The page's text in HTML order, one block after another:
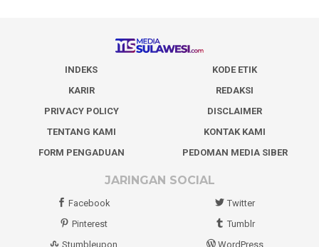
INDEKS
KODE ETIK
KARIR
REDAKSI
PRIVACY POLICY
DISCLAIMER
TENTANG KAMI
KONTAK KAMI
FORM PENGADUAN
PEDOMAN MEDIA SIBER
JARINGAN SOCIAL
Facebook
Twitter
Pinterest
Tumblr
Stumbleupon
WordPress